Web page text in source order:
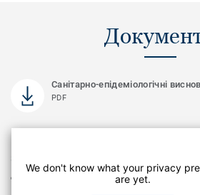
Санітарно-епідеміологічні
PDF
Відвідайте розділ з документами,
завантажити інструкції з
для колекції Vegas Home
We don't know what your privacy
are yet.